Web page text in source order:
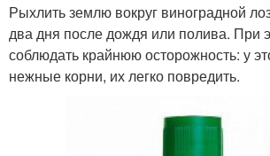
Рыхлить землю вокруг виноградной
два дня после дождя или полива. При
соблюдать крайнюю осторожность: у
нежные корни, их легко повредить.